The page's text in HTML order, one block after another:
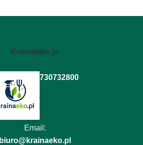
Krainaeko.pl
730732800
Email:
biuro@krainaeko.pl